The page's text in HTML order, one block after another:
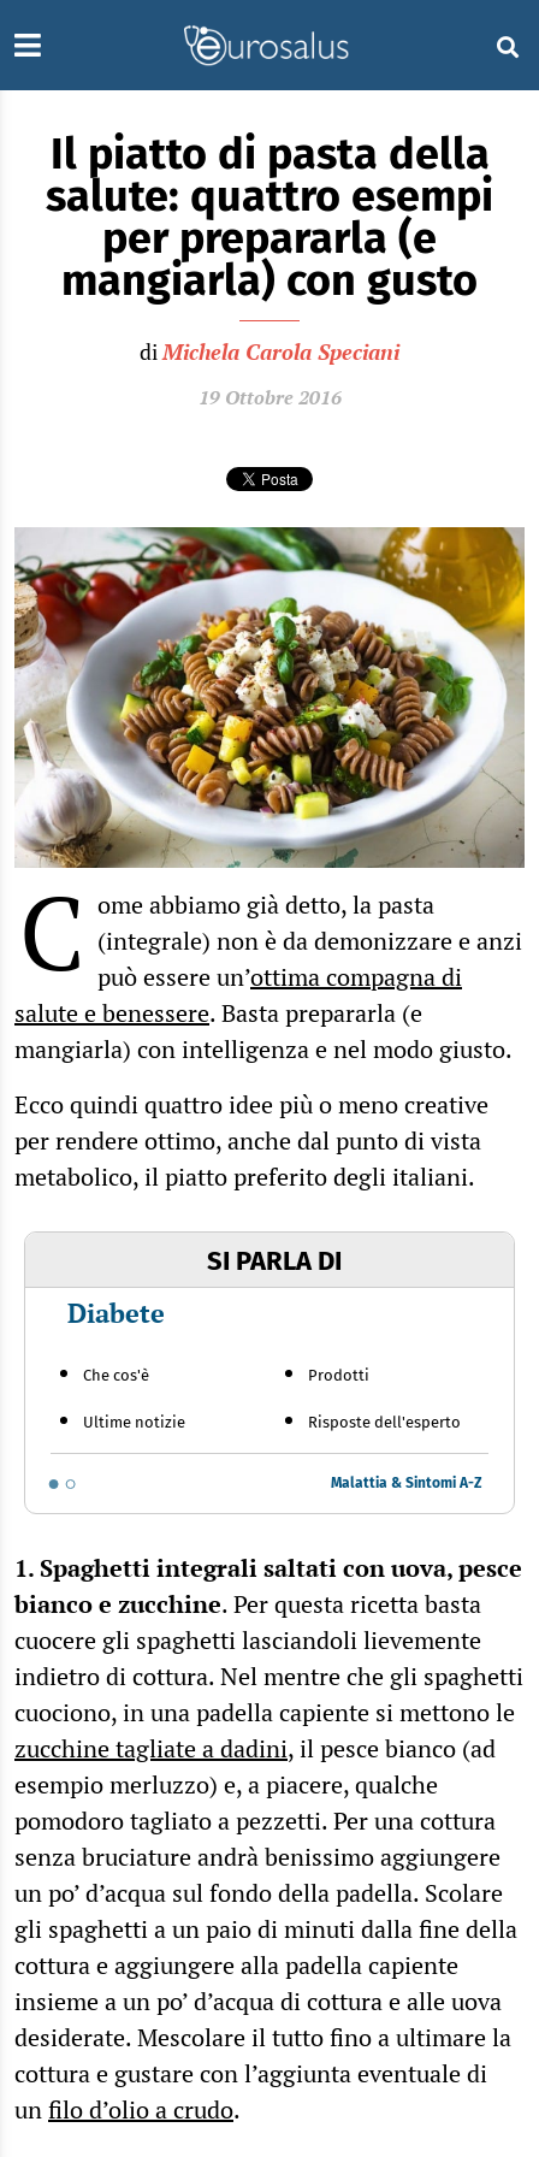
Il piatto di pasta della
salute: quattro esempi
per prepararla (e
mangiarla) con gusto
diMichela Carola Speciani
19 Ottobre 2016
C ome abbiamo già detto, la pasta
(integrale) non è da demonizzare e anzi
può essere un’ottima compagna di
salute e benessere. Basta prepararla (e
mangiarla) con intelligenza e nel modo giusto.
Ecco quindi quattro idee più o meno creative
per rendere ottimo, anche dal punto di vista
metabolico, il piatto preferito degli italiani.
SI PARLA DI
Diabete
Che cos'è
Ultime notizie
Prodotti
Risposte dell'esperto
Malattia & Sintomi A-Z
1. Spaghetti integralisaltati conuova, pesce
bianco e zucchine. Per questa ricetta basta
cuocere gli spaghetti lasciandoli lievemente
indietro di cottura. Nel mentre che gli spaghetti
cuociono, in una padella capiente si mettono le
zucchine tagliate a dadini, il pesce bianco (ad
esempio merluzzo) e, a piacere, qualche
pomodoro tagliato a pezzetti. Per una cottura
senza bruciature andrà benissimo aggiungere
un po’ d’acqua sul fondo della padella. Scolare
gli spaghetti a un paio di minuti dalla fine della
cottura e aggiungere alla padella capiente
insieme a un po’ d’acqua di cottura e alle uova
desiderate. Mescolare il tutto fino a ultimare la
cottura e gustare con l’aggiunta eventuale di
unfilo d’olio a crudo.